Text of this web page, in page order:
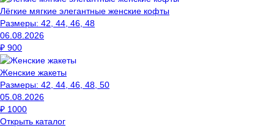
Лёгкие мягкие элегантные женские кофты
Размеры: 42, 44, 46, 48
06.08.2026
₽ 900
Женские жакеты
Размеры: 42, 44, 46, 48, 50
05.08.2026
₽ 1000
Открыть каталог